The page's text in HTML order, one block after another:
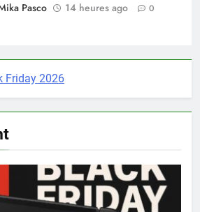
Pasco
14 heures ago 0
Friday 2026